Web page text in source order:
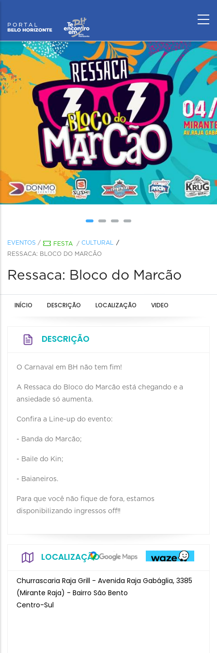
EVENTOS / FESTA / CULTURAL
RESSACA: BLOCO DO MARCÃO
Ressaca: Bloco do Marcão
INÍCIO DESCRIÇÃO LOCALIZAÇÃO VIDEO
DESCRIÇÃO
O Carnaval em BH não tem fim!
A Ressaca do Bloco do Marcão está chegando e a
ansiedade só aumenta.
Confira a Line-up do evento:
- Banda do Marcão;
- Baile do Kin;
- Baianeiros.
Para que você não fique de fora, estamos
disponibilizando ingressos off‼️
LOCALIZAÇÃO
Churrascaria Raja Grill - Avenida Raja Gabáglia, 3385
(Mirante Raja) - Bairro São Bento
Centro-Sul